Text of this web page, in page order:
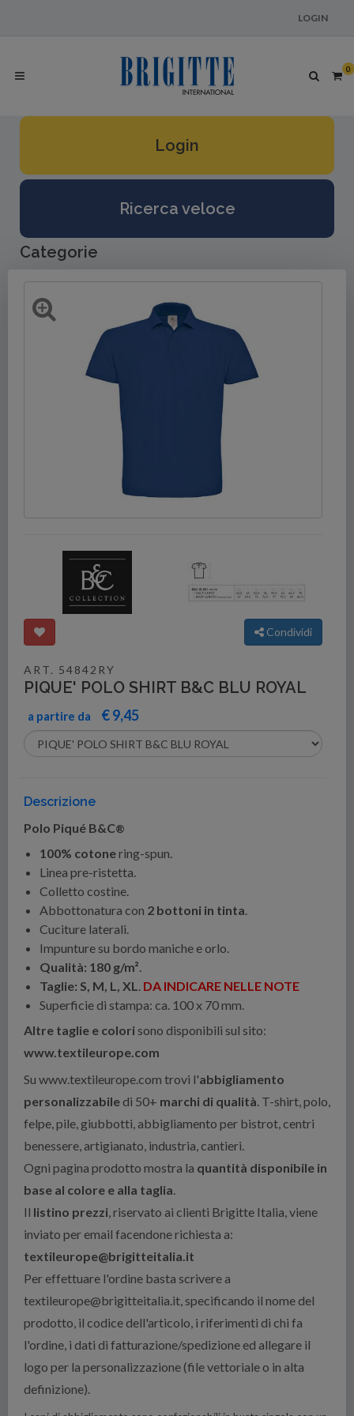
LOGIN
0
Login
Ricerca veloce
Categorie
Condividi
ART. 54842RY
PIQUE' POLO SHIRT B&C BLU ROYAL
a partire da € 9,45
Descrizione
Polo Piqué B&C®
100% cotonering-spun.
Linea pre-ristetta.
Colletto costine.
Abbottonatura con 2 bottoni in tinta.
Cuciture laterali.
Impunture su bordo maniche e orlo.
Qualità: 180 g/m².
Taglie: S, M, L, XL. DA INDICARE NELLE NOTE
Superficie di stampa: ca. 100 x 70 mm.
Altre taglie e colori sono disponibili sul sito:
www.textileurope.com
Su www.textileurope.com trovi l'abbigliamento
personalizzabile di 50+ marchi di qualità. T-shirt, polo,
felpe, pile, giubbotti, abbigliamento per bistrot, centri
benessere, artigianato, industria, cantieri.
Ogni pagina prodotto mostra la quantità disponibile in
base al colore e alla taglia.
Il listino prezzi, riservato ai clienti Brigitte Italia, viene
inviato per email facendone richiesta a:
textileurope@brigitteitalia.it
Per effettuare l'ordine basta scrivere a
textileurope@brigitteitalia.it, specificando il nome del
prodotto, il codice dell'articolo, i riferimenti di chi fa
l'ordine, i dati di fatturazione/spedizione ed allegare il
logo per la personalizzazione (file vettoriale o in alta
definizione).